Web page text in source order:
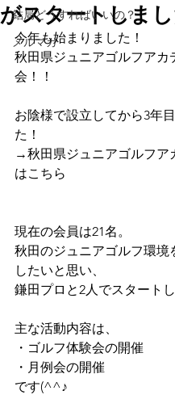
結局どうすればいいの？
メルマガ
がスタートしまし
今年も始まりました！
秋田県ジュニアゴルフアカ
会！！
お陰様で設立してから3年
た！
→秋田県ジュニアゴルフア
はこちら
現在の会員は21名。
秋田のジュニアゴルフ環境
したいと思い、
鎌田プロと2人でスタートし
主な活動内容は、
・ゴルフ体験会の開催
・月例会の開催
です(^^♪